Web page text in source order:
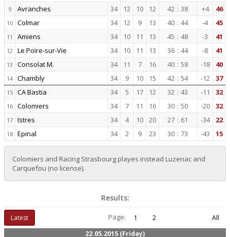
9 Avranches 34 12 10 12 42 : 38 +4 46
10 Colmar 34 12 9 13 40 : 44 -4 45
11 Amiens 34 10 11 13 45 : 48 -3 41
12 Le Poire-sur-Vie 34 10 11 13 36 : 44 -8 41
13 Consolat M. 34 11 7 16 40 : 58 -18 40
14 Chambly 34 9 10 15 42 : 54 -12 37
15 CA Bastia 34 5 17 12 32 : 43 -11 32
16 Colomiers 34 7 11 16 30 : 50 -20 32
17 Istres 34 4 10 20 27 : 61 -34 22
18 Epinal 34 2 9 23 30 : 73 -43 15
Colomiers and Racing Strasbourg playes instead Luzenac and
Carquefou (no license).
Results:
Latest Page: 1 2
All
22.05.2015 (Friday)